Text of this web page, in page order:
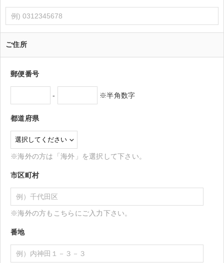
ご住所
郵便番号
- ※半角数字
都道府県
※海外の方は「海外」を選択して下さい。
市区町村
※海外の方もこちらにご入力下さい。
番地